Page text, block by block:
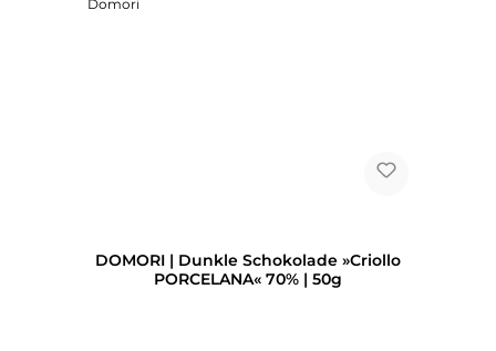
DOMORI | Dunkle Schokolade »Criollo
PORCELANA« 70% | 50g